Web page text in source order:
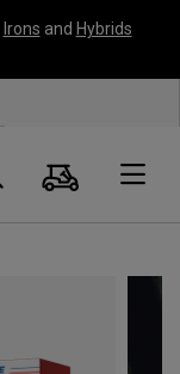
Irons and Hybrids
Suche